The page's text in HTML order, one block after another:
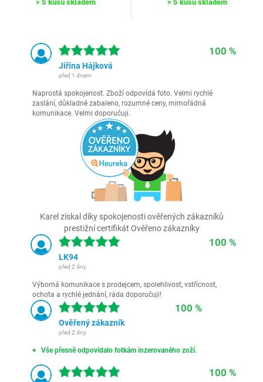
> 5 kusů skladem > 5 kusů skladem
100 %
Jiřina Hájková
před 1 dnem
Naprostá spokojenost. Zboží odpovídá foto. Velmi rychlé
zaslání, důkladně zabaleno, rozumné ceny, mimořádná
komunikace. Velmi doporučuji.
Karel získal díky spokojenosti ověřených zákazníků
prestižní certifikát Ověřeno zákazníky
100 %
LK94
před 2 dny
Výborná komunikace s prodejcem, spolehlivost, vstřícnost,
ochota a rychlé jednání, ráda doporučuji!
100 %
Ověřený zákazník
před 2 dny
Vše přesně odpovídalo fotkám inzerovaného zoží.
100 %